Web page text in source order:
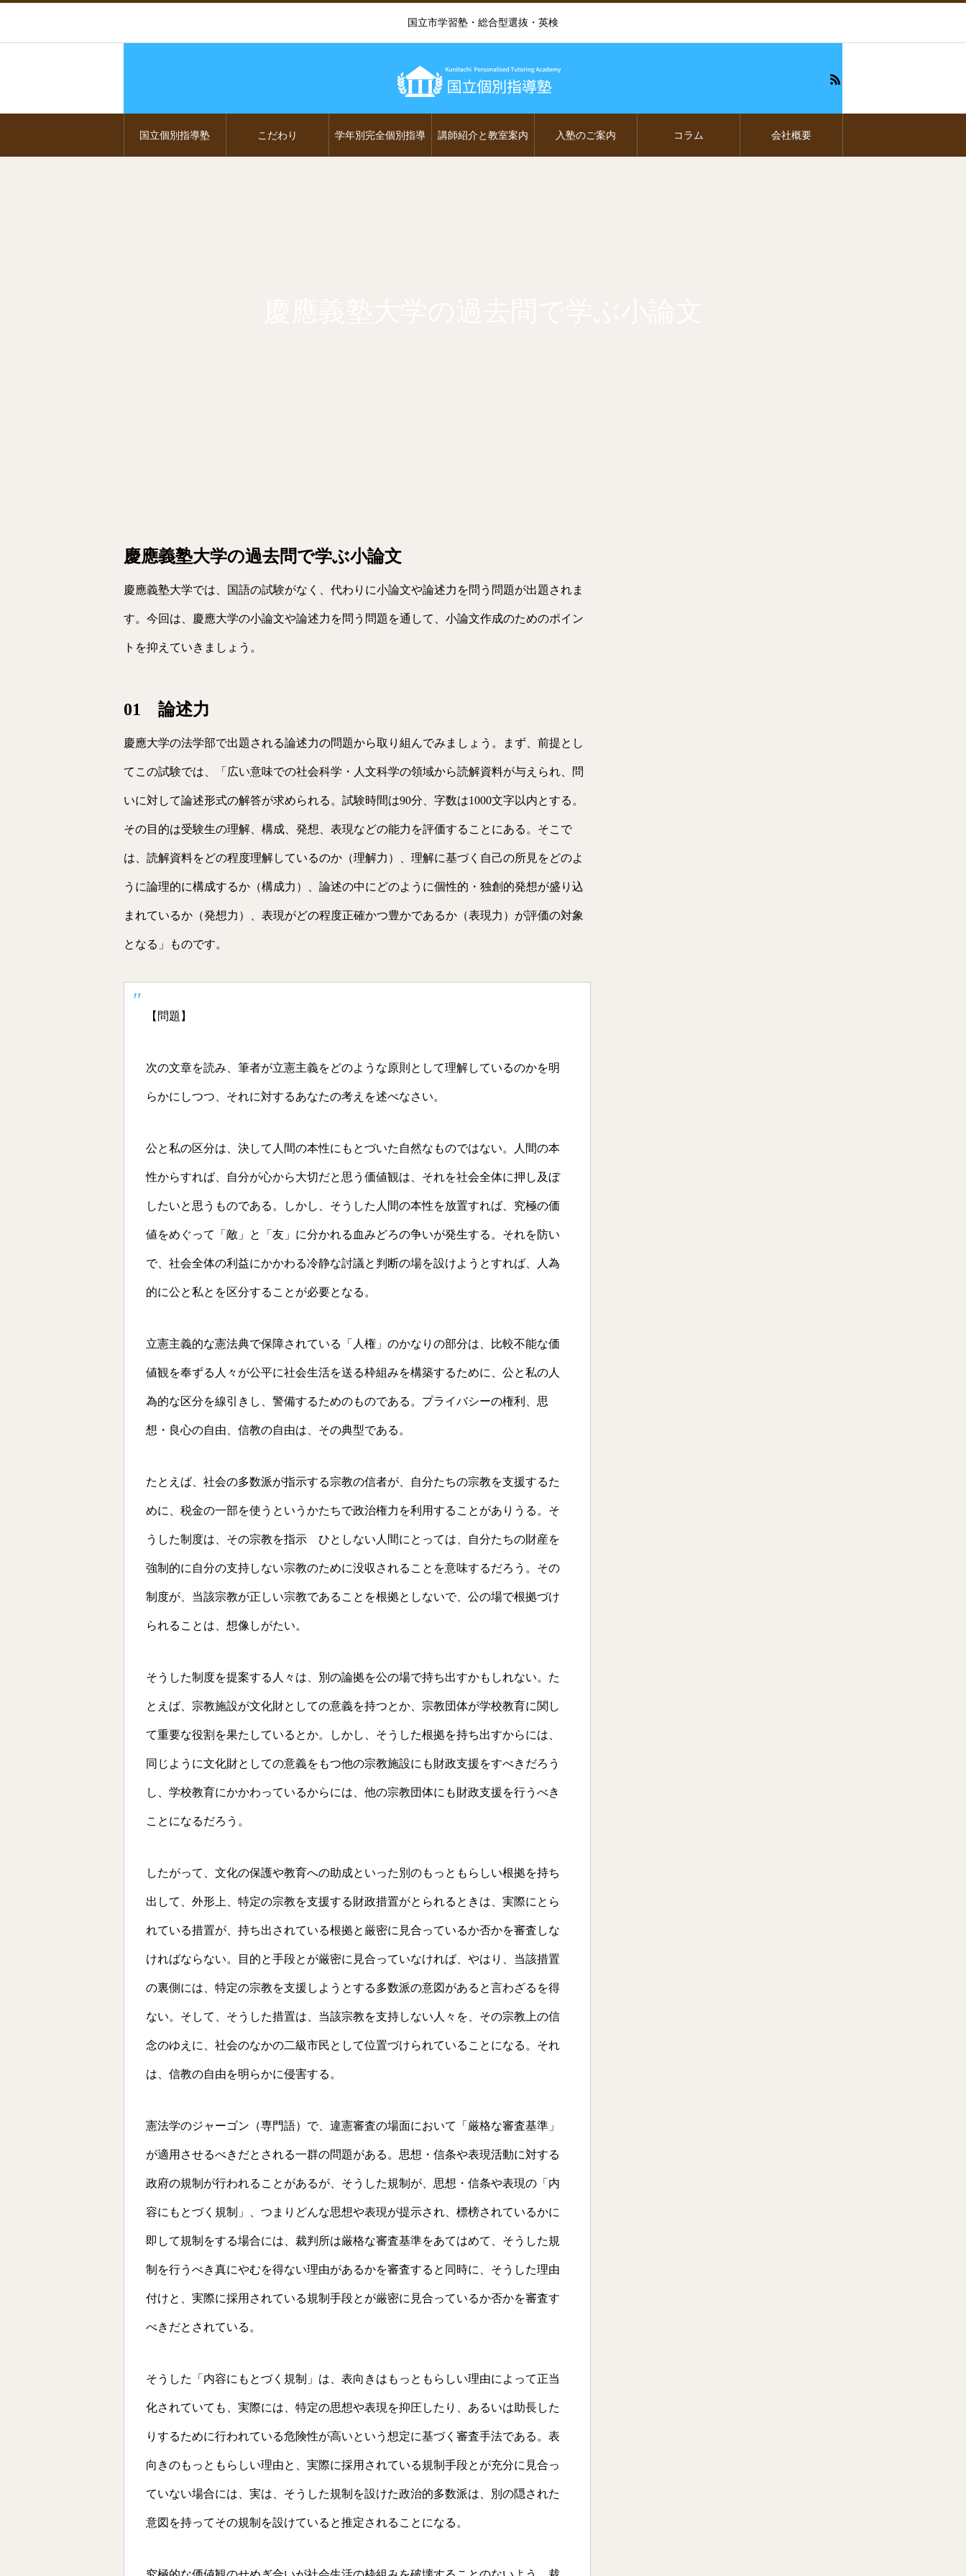
国立市学習塾・総合型選抜・英検
国立個別指導塾 こだわり 学年別完全個別指導 講師紹介と教室案内 入塾のご案内 コラム 会社概要
慶應義塾大学の過去問で学ぶ小論文
慶應義塾大学では、国語の試験がなく、代わりに小論文や論述力を問う問題が出題されま
す。今回は、慶應大学の小論文や論述力を問う問題を通して、小論文作成のためのポイン
トを抑えていきましょう。
01 論述力
慶應大学の法学部で出題される論述力の問題から取り組んでみましょう。まず、前提とし
てこの試験では、「広い意味での社会科学・人文科学の領域から読解資料が与えられ、問
いに対して論述形式の解答が求められる。試験時間は90分、字数は1000文字以内とする。
その目的は受験生の理解、構成、発想、表現などの能力を評価することにある。そこで
は、読解資料をどの程度理解しているのか（理解力）、理解に基づく自己の所見をどのよ
うに論理的に構成するか（構成力）、論述の中にどのように個性的・独創的発想が盛り込
まれているか（発想力）、表現がどの程度正確かつ豊かであるか（表現力）が評価の対象
となる」ものです。
【問題】
次の文章を読み、筆者が立憲主義をどのような原則として理解しているのかを明
らかにしつつ、それに対するあなたの考えを述べなさい。
公と私の区分は、決して人間の本性にもとづいた自然なものではない。人間の本
性からすれば、自分が心から大切だと思う価値観は、それを社会全体に押し及ぼ
したいと思うものである。しかし、そうした人間の本性を放置すれば、究極の価
値をめぐって「敵」と「友」に分かれる血みどろの争いが発生する。それを防い
で、社会全体の利益にかかわる冷静な討議と判断の場を設けようとすれば、人為
的に公と私とを区分することが必要となる。
立憲主義的な憲法典で保障されている「人権」のかなりの部分は、比較不能な価
値観を奉ずる人々が公平に社会生活を送る枠組みを構築するために、公と私の人
為的な区分を線引きし、警備するためのものである。プライバシーの権利、思
想・良心の自由、信教の自由は、その典型である。
たとえば、社会の多数派が指示する宗教の信者が、自分たちの宗教を支援するた
めに、税金の一部を使うというかたちで政治権力を利用することがありうる。そ
うした制度は、その宗教を指示 ひとしない人間にとっては、自分たちの財産を
強制的に自分の支持しない宗教のために没収されることを意味するだろう。その
制度が、当該宗教が正しい宗教であることを根拠としないで、公の場で根拠づけ
られることは、想像しがたい。
そうした制度を提案する人々は、別の論拠を公の場で持ち出すかもしれない。た
とえば、宗教施設が文化財としての意義を持つとか、宗教団体が学校教育に関し
て重要な役割を果たしているとか。しかし、そうした根拠を持ち出すからには、
同じように文化財としての意義をもつ他の宗教施設にも財政支援をすべきだろう
し、学校教育にかかわっているからには、他の宗教団体にも財政支援を行うべき
ことになるだろう。
したがって、文化の保護や教育への助成といった別のもっともらしい根拠を持ち
出して、外形上、特定の宗教を支援する財政措置がとられるときは、実際にとら
れている措置が、持ち出されている根拠と厳密に見合っているか否かを審査しな
ければならない。目的と手段とが厳密に見合っていなければ、やはり、当該措置
の裏側には、特定の宗教を支援しようとする多数派の意図があると言わざるを得
ない。そして、そうした措置は、当該宗教を支持しない人々を、その宗教上の信
念のゆえに、社会のなかの二級市民として位置づけられていることになる。それ
は、信教の自由を明らかに侵害する。
憲法学のジャーゴン（専門語）で、違憲審査の場面において「厳格な審査基準」
が適用させるべきだとされる一群の問題がある。思想・信条や表現活動に対する
政府の規制が行われることがあるが、そうした規制が、思想・信条や表現の「内
容にもとづく規制」、つまりどんな思想や表現が提示され、標榜されているかに
即して規制をする場合には、裁判所は厳格な審査基準をあてはめて、そうした規
制を行うべき真にやむを得ない理由があるかを審査すると同時に、そうした理由
付けと、実際に採用されている規制手段とが厳密に見合っているか否かを審査す
べきだとされている。
そうした「内容にもとづく規制」は、表向きはもっともらしい理由によって正当
化されていても、実際には、特定の思想や表現を抑圧したり、あるいは助長した
りするために行われている危険性が高いという想定に基づく審査手法である。表
向きのもっともらしい理由と、実際に採用されている規制手段とが充分に見合っ
ていない場合には、実は、そうした規制を設けた政治的多数派は、別の隠された
意図を持ってその規制を設けていると推定されることになる。